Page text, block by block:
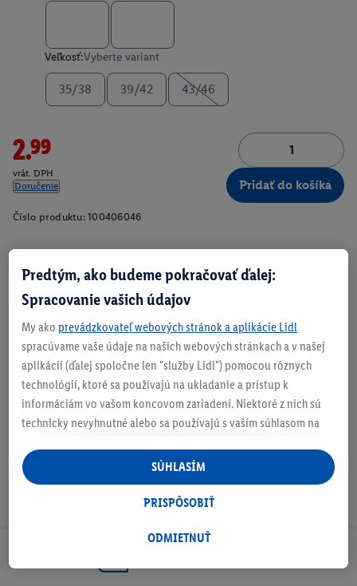
Veľkosť:Vyberte variant
35/38 39/42 43/46
2.99
vrát. DPH
Doručenie
Pridať do košíka
Číslo produktu: 100406046
Zistite svoju veľkosť
O produkte
Predtým, ako budeme pokračovať ďalej:
Spracovanie vašich údajov
My ako prevádzkovateľ webových stránok a aplikácie Lidl
spracúvame vaše údaje na našich webových stránkach a v našej
aplikácii (ďalej spoločne len "služby Lidl") pomocou rôznych
technológií, ktoré sa používajú na ukladanie a prístup k
informáciám vo vašom koncovom zariadení. Niektoré z nich sú
technicky nevyhnutné alebo sa používajú s vaším súhlasom na
personalizovanú reklamu v rámci služieb Lidl aj mimo nich. Ak
ste účastníkom programu Lidl Plus, na tieto účely sa spracúvajú
aj údaje z vášho nákupného správania v obchode.
následne si vytvoríte účet Lidl Plus alebo sa prihlásite do svojho
tiež vytvoriť špeciálny online identifikátor z e-mailovej adresy,
ODMIETNUŤ
PRISPÔSOBIŤ
SÚHLASÍM